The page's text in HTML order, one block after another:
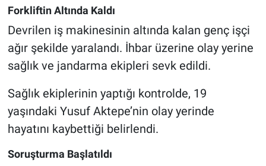
Forkliftin Altında Kaldı
Devrilen iş makinesinin altında kalan genç işçi
ağır şekilde yaralandı. İhbar üzerine olay yerine
sağlık ve jandarma ekipleri sevk edildi.
Sağlık ekiplerinin yaptığı kontrolde, 19
yaşındaki Yusuf Aktepe’nin olay yerinde
hayatını kaybettiği belirlendi.
Soruşturma Başlatıldı
Asayiş
Kültür - Sanat
Politika
Magazin
Çevre
Haberde İnsan